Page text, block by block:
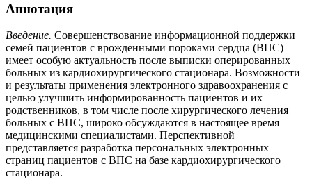
Аннотация
Введение. Совершенствование информационной поддержки
семей пациентов с врожденными пороками сердца (ВПС)
имеет особую актуальность после выписки оперированных
больных из кардиохирургического стационара. Возможности
и результаты применения электронного здравоохранения с
целью улучшить информированность пациентов и их
родственников, в том числе после хирургического лечения
больных с ВПС, широко обсуждаются в настоящее время
медицинскими специалистами. Перспективной
представляется разработка персональных электронных
страниц пациентов с ВПС на базе кардиохирургического
стационара.